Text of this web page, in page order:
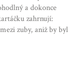
a dokonce
zahrnují:
zuby, aniž by byl